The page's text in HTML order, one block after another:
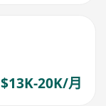
$13K-20K/月